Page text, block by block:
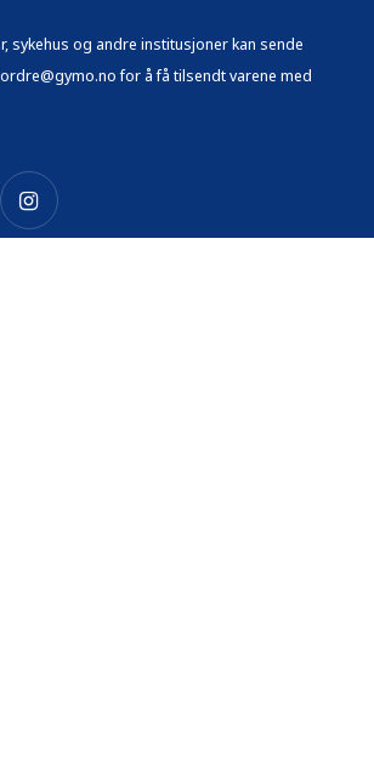
sykehus og andre institusjoner kan sende
for å få tilsendt varene med